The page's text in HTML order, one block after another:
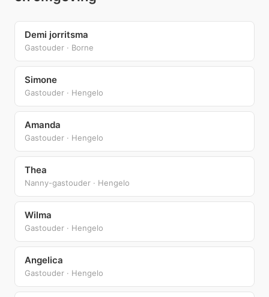
Demi jorritsma
Gastouder · Borne
Simone
Gastouder · Hengelo
Amanda
Gastouder · Hengelo
Thea
Nanny-gastouder · Hengelo
Wilma
Gastouder · Hengelo
Angelica
Gastouder · Hengelo